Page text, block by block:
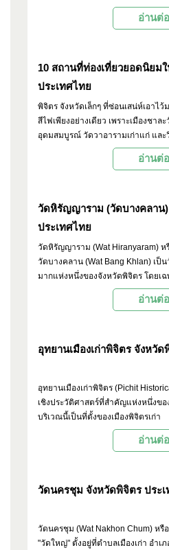
คัดเลือกจากจังหวัดอ่างทองให้เป็นแ
อ่านต่อ
10 สถานที่ท่องเที่ยวยอดนิยม
ประเทศไทย
พิจิตร จังหวัดเล็กๆ ที่ซ่อนเสน่ห์เอาไ
สีไฟเพียงอย่างเดียว เพราะเมืองชา
อุดมสมบูรณ์ วัดวาอารามเก่าแก่ แล
สนใจ บทความนี้ Palanla จะพาไปเ
ท่องเที่ยวยอดนิยมที่ไม่ควรพลาดเมื่อม
อ่านต่อ
วัดหิรัญญาราม (วัดบางคลาน
ประเทศไทย
วัดหิรัญญาราม (Wat Hiranyaram)
วัดบางคลาน (Wat Bang Khlan) เป็
มากแห่งหนึ่งของจังหวัดพิจิตร โดยเฉ
หลวงพ่อเงิน พระเกจิอาจารย์ชื่อดังที่
อ่านต่อ
อุทยานเมืองเก่าพิจิตร จังหวั
อุทยานเมืองเก่าพิจิตร (Pichit
เชิงประวัติศาสตร์ที่สำคัญแห่งหนึ่งขอ
บริเวณนี้เป็นที่ตั้งของเมืองพิจิตรเก่า
อ่านต่อ
วัดนครชุม จังหวัดพิจิตร ประ
วัดนครชุม (Wat Nakhon Chum) ห
"วัดใหญ่" ตั้งอยู่ที่ตำบลเมืองเก่า อำเ